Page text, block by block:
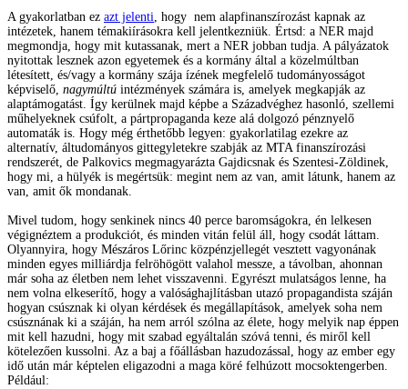
A gyakorlatban ez azt jelenti, hogy nem alapfinanszírozást kapnak az
intézetek, hanem témakiírásokra kell jelentkezniük. Értsd: a NER majd
megmondja, hogy mit kutassanak, mert a NER jobban tudja. A pályázatok
nyitottak lesznek azon egyetemek és a kormány által a közelmúltban
létesített, és/vagy a kormány szája ízének megfelelő tudományosságot
képviselő, nagymúltú intézmények számára is, amelyek megkapják az
alaptámogatást. Így kerülnek majd képbe a Századvéghez hasonló, szellemi
műhelyeknek csúfolt, a pártpropaganda keze alá dolgozó pénznyelő
automaták is. Hogy még érthetőbb legyen: gyakorlatilag ezekre az
alternatív, áltudományos gittegyletekre szabják az MTA finanszírozási
rendszerét, de Palkovics megmagyarázta Gajdicsnak és Szentesi-Zöldinek,
hogy mi, a hülyék is megértsük: megint nem az van, amit látunk, hanem az
van, amit ők mondanak.
Mivel tudom, hogy senkinek nincs 40 perce baromságokra, én lelkesen
végignéztem a produkciót, és minden vitán felül áll, hogy csodát láttam.
Olyannyira, hogy Mészáros Lőrinc közpénzjellegét vesztett vagyonának
minden egyes milliárdja felröhögött valahol messze, a távolban, ahonnan
már soha az életben nem lehet visszavenni. Egyrészt mulatságos lenne, ha
nem volna elkeserítő, hogy a valósághajlításban utazó propagandista száján
hogyan csúsznak ki olyan kérdések és megállapítások, amelyek soha nem
csúsznának ki a száján, ha nem arról szólna az élete, hogy melyik nap éppen
mit kell hazudni, hogy mit szabad egyáltalán szóvá tenni, és miről kell
kötelezően kussolni. Az a baj a főállásban hazudozással, hogy az ember egy
idő után már képtelen eligazodni a maga köré felhúzott mocsoktengerben.
Például: